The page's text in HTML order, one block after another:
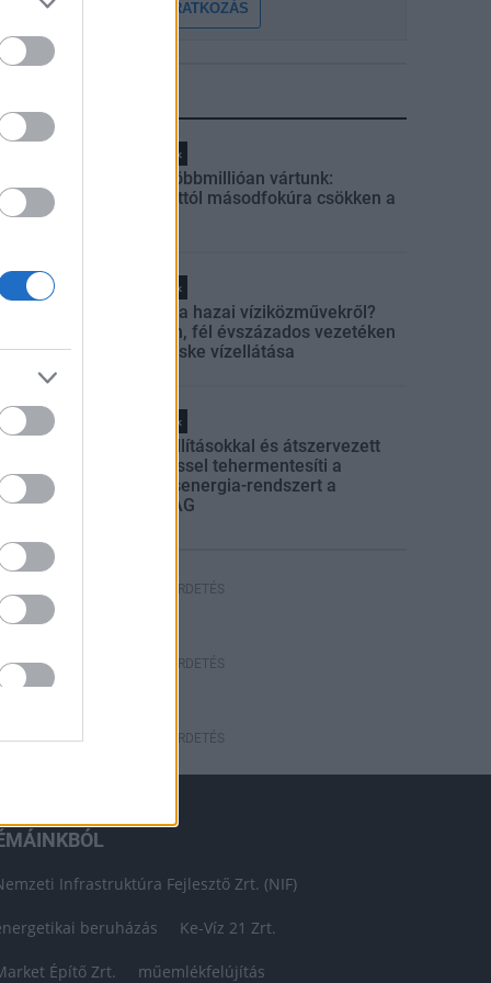
FELIRATKOZÁS
Helyi hírek
Amire többmillióan vártunk:
szombattól másodfokúra csökken a
Helyi hírek
Látlelet a hazai víziközművekről?
Egyetlen, fél évszázados vezetéken
múlt Bicske vízellátása
Helyi hírek
Gyárleállításokkal és átszervezett
termeléssel tehermentesíti a
villamosenergia-rendszert a
STRABAG
HIRDETÉS
HIRDETÉS
HIRDETÉS
Infrastruktúra Fejlesztő Zrt. (NIF)
beruházás Ke-Víz 21 Zrt.
Építő Zrt. műemlékfelújítás